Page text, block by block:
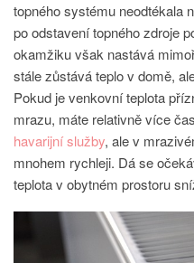
topného systému neodtékala
po odstavení topného zdroje
okamžiku však nastává
stále zůstává teplo v domě,
Pokud je venkovní teplota
mrazu, máte relativně více
havarijní služby, ale v
mnohem rychleji. Dá se
teplota v obytném prostoru